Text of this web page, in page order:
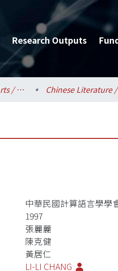
Research Outputs
College of Liberal Arts / 文學院
中華民國計算語言學學
1997
張麗麗
陳克健
黃居仁
LI-LI CHANG